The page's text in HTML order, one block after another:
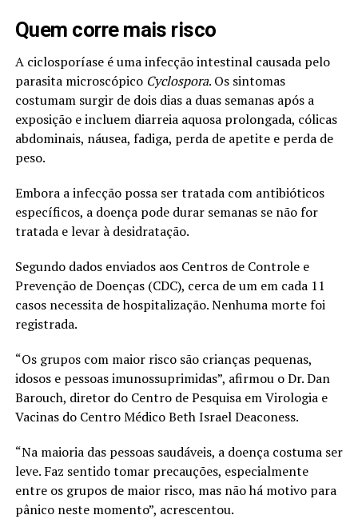
Quem corre mais risco
A ciclosporíase é uma infecção intestinal causada pelo
parasita microscópico Cyclospora. Os sintomas
costumam surgir de dois dias a duas semanas após a
exposição e incluem diarreia aquosa prolongada, cólicas
abdominais, náusea, fadiga, perda de apetite e perda de
peso.
Embora a infecção possa ser tratada com antibióticos
específicos, a doença pode durar semanas se não for
tratada e levar à desidratação.
Segundo dados enviados aos Centros de Controle e
Prevenção de Doenças (CDC), cerca de um em cada 11
casos necessita de hospitalização. Nenhuma morte foi
registrada.
“Os grupos com maior risco são crianças pequenas,
idosos e pessoas imunossuprimidas”, afirmou o Dr. Dan
Barouch, diretor do Centro de Pesquisa em Virologia e
Vacinas do Centro Médico Beth Israel Deaconess.
“Na maioria das pessoas saudáveis, a doença costuma ser
leve. Faz sentido tomar precauções, especialmente
entre os grupos de maior risco, mas não há motivo para
pânico neste momento”, acrescentou.